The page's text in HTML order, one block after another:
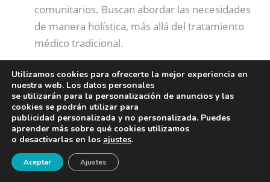
comunitarios. Buscan abordar las necesidades
de manera holística, más allá del tratamiento
médico tradicional.
Rutas WAP (Walking People o Gente que
Camina): proyecto europeo que tiene como
objetivo promover la actividad física de la
ciudadanía, generando un entorno adecuado y
sencillo para caminar por la ciudad,
promoviendo el hábito de caminar como fuente
¡Newsletter!
Utilizamos cookies para ofrecerte la mejor experiencia en
nuestra web. Los datos personales
se utilizarán para la personalización de anuncios y las
cookies se podrán utilizar para
publicidad personalizada y no personalizada. Puedes
aprender más sobre qué cookies utilizamos
o desactivarlas en los ajustes.
Aceptar Ajustes